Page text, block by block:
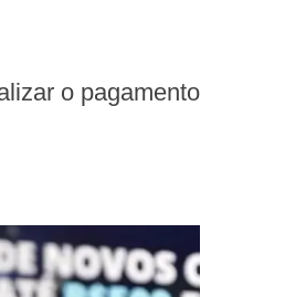
o pagamento